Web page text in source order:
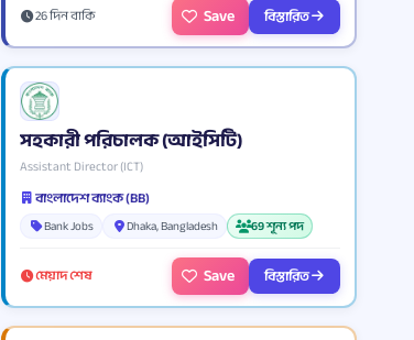
26 দিন বাকি Save বিস্তারিত
সহকারী পরিচালক (আইসিটি)
Assistant Director (ICT)
বাংলাদেশ ব্যাংক (BB)
Bank Jobs Dhaka, Bangladesh 69 শূন্য পদ
মেয়াদ শেষ Save বিস্তারিত